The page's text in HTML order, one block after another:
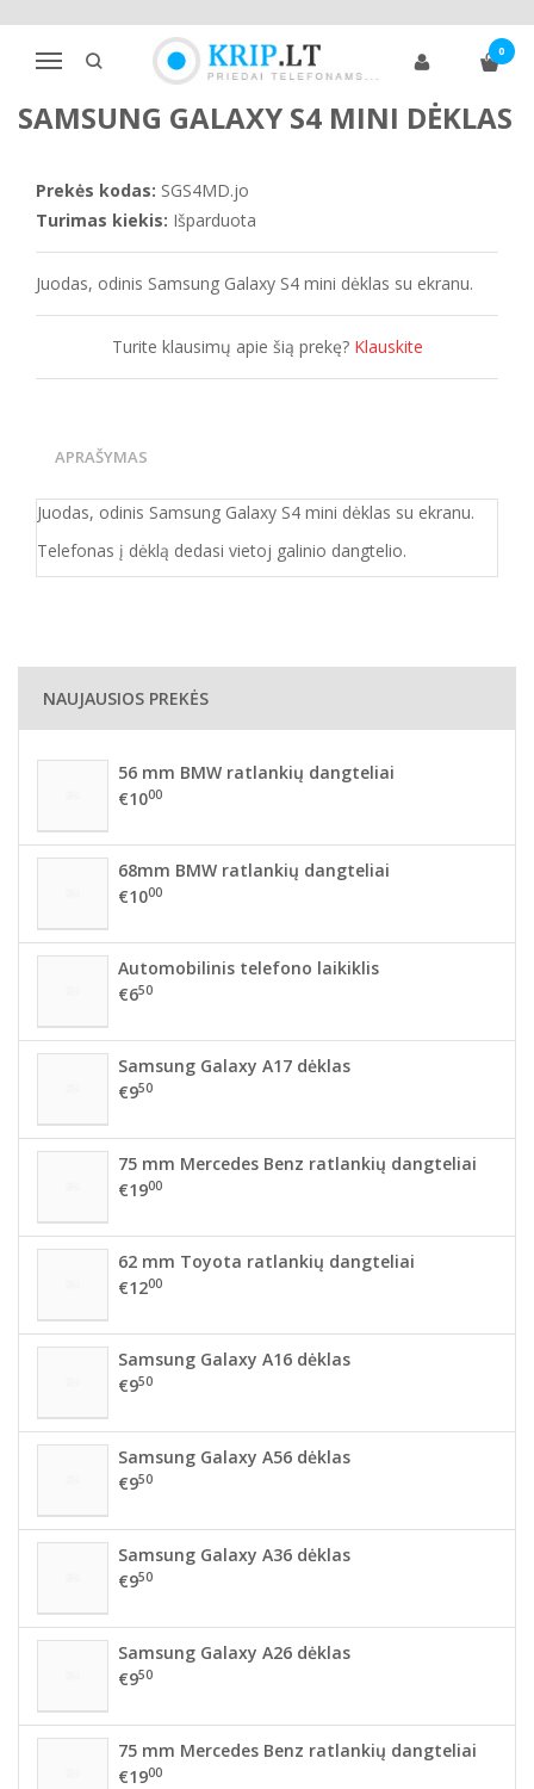
Navigacija
0
Pagrindinis Telefonų dėklai Samsung S klasė
S4
Samsung Galaxy S4 mini dėklas
SAMSUNG GALAXY S4 MINI DĖKLAS
Prekės kodas: SGS4MD.jo
Turimas kiekis: Išparduota
Juodas, odinis Samsung Galaxy S4 mini dėklas su ekranu.
Turite klausimų apie šią prekę? Klauskite
APRAŠYMAS
Juodas, odinis Samsung Galaxy S4 mini dėklas su ekranu.
Telefonas į dėklą dedasi vietoj galinio dangtelio.
NAUJAUSIOS PREKĖS
56 mm BMW ratlankių dangteliai
€1000
68mm BMW ratlankių dangteliai
€1000
Automobilinis telefono laikiklis
€650
Samsung Galaxy A17 dėklas
€950
75 mm Mercedes Benz ratlankių dangteliai
€1900
62 mm Toyota ratlankių dangteliai
€1200
Samsung Galaxy A16 dėklas
€950
Samsung Galaxy A56 dėklas
€950
Samsung Galaxy A36 dėklas
€950
Samsung Galaxy A26 dėklas
€950
75 mm Mercedes Benz ratlankių dangteliai
€1900